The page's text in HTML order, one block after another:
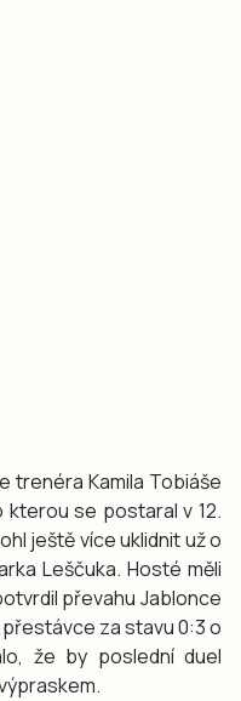
trenéra Kamila Tobiáše
kterou se postaral v 12.
ještě více uklidnit už o
Leščuka. Hosté měli
převahu Jablonce
za stavu 0:3 o
že by poslední duel